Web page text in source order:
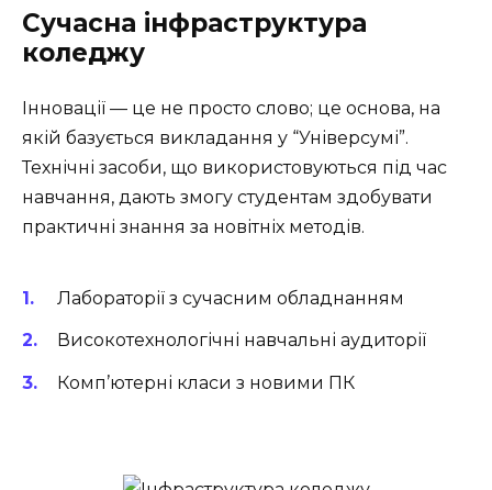
Сучасна інфраструктура
коледжу
Інновації — це не просто слово; це основа, на
якій базується викладання у “Універсумі”.
Технічні засоби, що використовуються під час
навчання, дають змогу студентам здобувати
практичні знання за новітніх методів.
Лабораторії з сучасним обладнанням
Високотехнологічні навчальні аудиторії
Комп’ютерні класи з новими ПК